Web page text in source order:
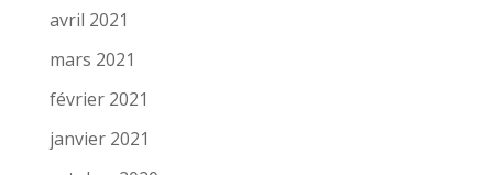
avril 2021
mars 2021
février 2021
janvier 2021